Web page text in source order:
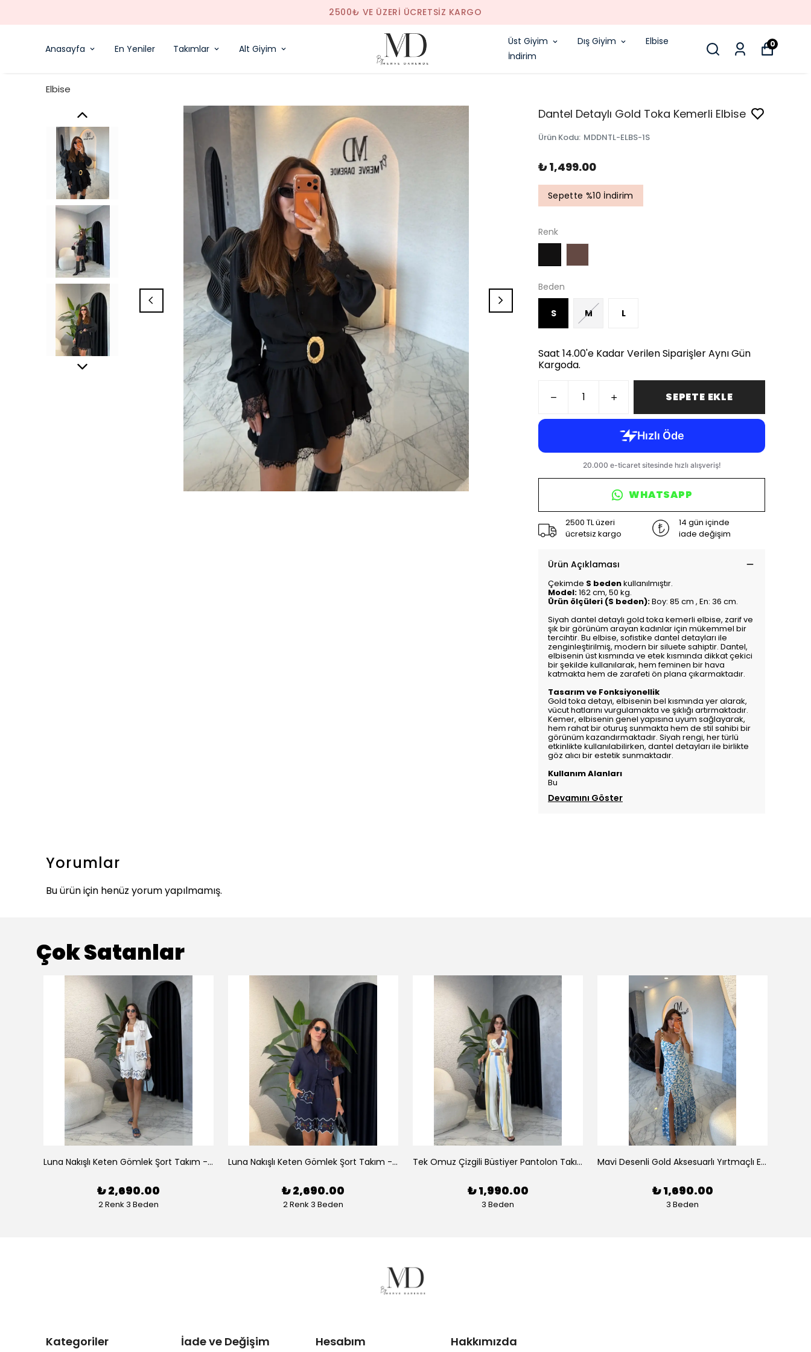
SAAT 14.00'E KADAR VERILEN SIPARIŞLER AYNI GÜN KARGODA!
Anasayfa En Yeniler Takımlar Alt Giyim
Üst Giyim Dış Giyim
Elbise
İndirim
0
Elbise
Dantel Detaylı Gold Toka Kemerli Elbise
Ürün Kodu: MDDNTL-ELBS-1S
₺ 1,499.00
Sepette %10 İndirim
Renk
Beden
S M L
Saat 14.00'e Kadar Verilen Siparişler Aynı Gün
Kargoda.
SEPETE EKLE
WHATSAPP
2500 TL üzeri
ücretsiz kargo
14 gün içinde
iade değişim
Ürün Açıklaması
Çekimde S bedenkullanılmıştır.
Model:162 cm, 50 kg.
Ürün ölçüleri (S beden):Boy: 85 cm , En: 36 cm.
Siyah dantel detaylı gold toka kemerli elbise, zarif ve
şık bir görünüm arayan kadınlar için mükemmel bir
tercihtir. Bu elbise, sofistike dantel detayları ile
zenginleştirilmiş, modern bir siluete sahiptir. Dantel,
elbisenin üst kısmında ve etek kısmında dikkat çekici
bir şekilde kullanılarak, hem feminen bir hava
katmakta hem de zarafeti ön plana çıkarmaktadır.
Tasarım ve Fonksiyonellik
Gold toka detayı, elbisenin bel kısmında yer alarak,
vücut hatlarını vurgulamakta ve şıklığı artırmaktadır.
Kemer, elbisenin genel yapısına uyum sağlayarak,
hem rahat bir oturuş sunmakta hem de stil sahibi bir
görünüm kazandırmaktadır. Siyah rengi, her türlü
etkinlikte kullanılabilirken, dantel detayları ile birlikte
göz alıcı bir estetik sunmaktadır.
Kullanım Alanları
Bu
Devamını Göster
Yorumlar
Bu ürün için henüz yorum yapılmamış.
Çok Satanlar
Luna Nakışlı Keten Gömlek Şort Takım - Beyaz
₺ 2,690.00
2 Renk 3 Beden
Luna Nakışlı Keten Gömlek Şort Takım - Lacivert
₺ 2,690.00
2 Renk 3 Beden
Tek Omuz Çizgili Büstiyer Pantolon Takım
₺ 1,990.00
3 Beden
Mavi Desenli Gold Aksesuarlı Yırtmaçlı Elbise
₺ 1,690.00
3 Beden
Kategoriler İade ve Değişim Hesabım Hakkımızda